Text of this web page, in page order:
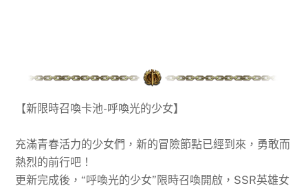
【新限時召喚卡池-呼喚光的少女】
充滿青春活力的少女們，新的冒險節點已經到來，勇敢而
熱烈的前行吧！
更新完成後，“呼喚光的少女”限時召喚開啟，SSR英雄女